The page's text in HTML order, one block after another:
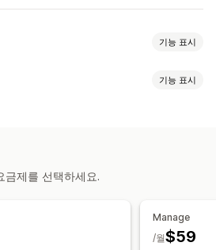
기능 표시
과거 보고서
재고 알림
기능 표시
플로 자동화 멀티채널
금제를 선택하세요.
Manage
$59
/월